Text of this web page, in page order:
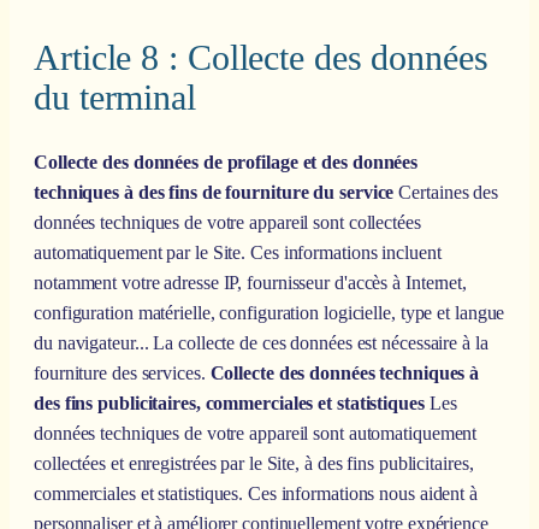
Article 8 : Collecte des données
du terminal
Collecte des données de profilage et des données
techniques à des fins de fourniture du service Certaines des
données techniques de votre appareil sont collectées
automatiquement par le Site. Ces informations incluent
notamment votre adresse IP, fournisseur d'accès à Internet,
configuration matérielle, configuration logicielle, type et langue
du navigateur... La collecte de ces données est nécessaire à la
fourniture des services. Collecte des données techniques à
des fins publicitaires, commerciales et statistiquesLes
données techniques de votre appareil sont automatiquement
collectées et enregistrées par le Site, à des fins publicitaires,
commerciales et statistiques. Ces informations nous aident à
personnaliser et à améliorer continuellement votre expérience